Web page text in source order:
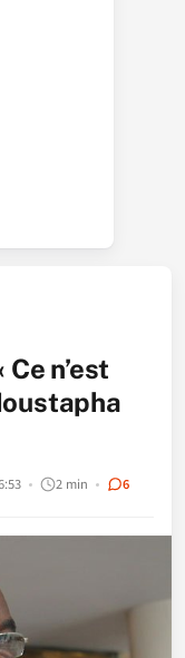
n’est
2 min 6